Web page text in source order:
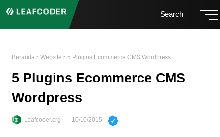
Search
Beranda Website 5 Plugins Ecommerce CMS Wordpress
5 Plugins Ecommerce CMS
Wordpress
Leafcoder.org 10/10/2015